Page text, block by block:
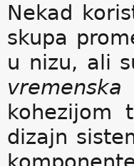
Nekad
skupa
u nizu, ali
vremenska
kohezijom
dizajn